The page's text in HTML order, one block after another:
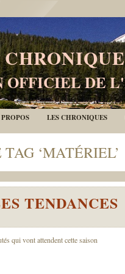
OFFICIEL DE
LES CHRONIQUES
‘MATÉRIEL’
TENDANCES
qui vont attendent cette saison